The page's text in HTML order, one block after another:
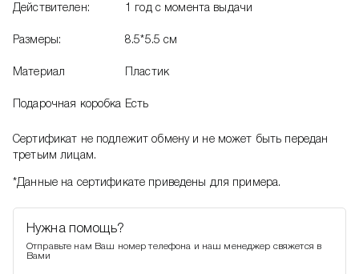
Действителен: 1 год с момента выдачи
Размеры: 8.5*5.5 см
Материал Пластик
Подарочная коробка Есть
Сертификат не подлежит обмену и не может быть передан
третьим лицам.
*Данные на сертификате приведены для примера.
Нужна помощь?
Отправьте нам Ваш номер телефона и наш менеджер свяжется в
Вами